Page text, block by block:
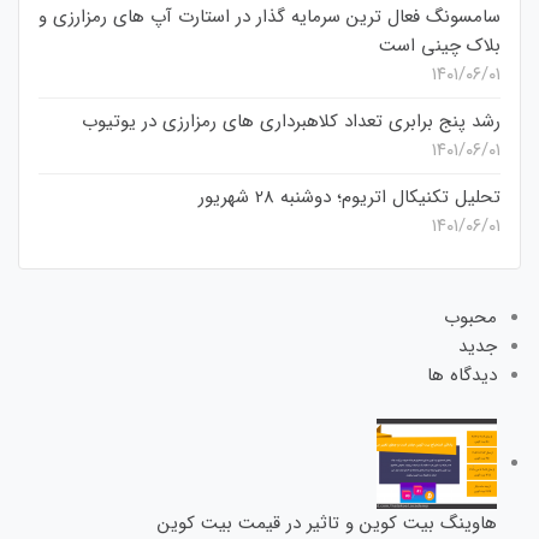
سامسونگ فعال‌ ترین سرمایه‌ گذار در استارت‌ آپ‌ های رمزارزی و
بلاک چینی است
۱۴۰۱/۰۶/۰۱
رشد پنج برابری تعداد کلاهبرداری های رمزارزی در یوتیوب
۱۴۰۱/۰۶/۰۱
تحلیل تکنیکال اتریوم؛ دوشنبه 28 شهریور
۱۴۰۱/۰۶/۰۱
محبوب
جدید
دیدگاه ها
هاوینگ بیت کوین و تاثیر در قیمت بیت کوین